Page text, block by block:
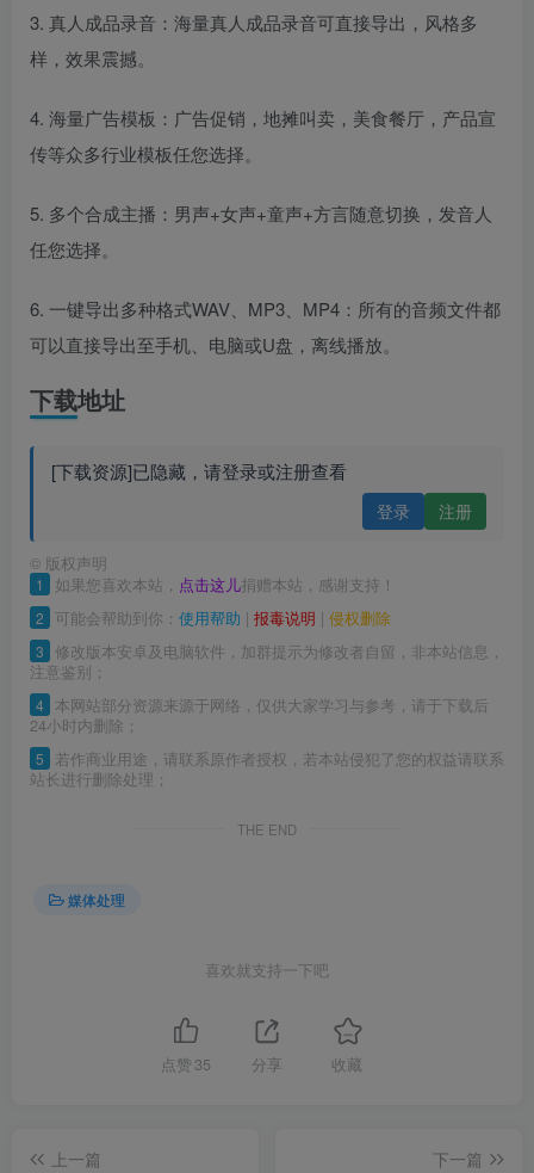
3. 真人成品录音：海量真人成品录音可直接导出，风格多
样，效果震撼。
4. 海量广告模板：广告促销，地摊叫卖，美食餐厅，产品宣
传等众多行业模板任您选择。
5. 多个合成主播：男声+女声+童声+方言随意切换，发音人
任您选择。
6. 一键导出多种格式WAV、MP3、MP4：所有的音频文件都
可以直接导出至手机、电脑或U盘，离线播放。
下载地址
[下载资源]已隐藏，请登录或注册查看
登录 注册
© 版权声明
1 如果您喜欢本站， 点击这儿捐赠本站，感谢支持！
2 可能会帮助到你： 使用帮助 | 报毒说明 | 侵权删除
3 修改版本安卓及电脑软件，加群提示为修改者自留，非本站信息，
注意鉴别；
4 本网站部分资源来源于网络，仅供大家学习与参考，请于下载后
24小时内删除；
5
若作商业用途，请联系原作者授权，若本站侵犯了您的权益请联系
站长进行删除处理；
THE END
媒体处理
喜欢就支持一下吧
点赞 35 分享 收藏
上一篇
下一篇